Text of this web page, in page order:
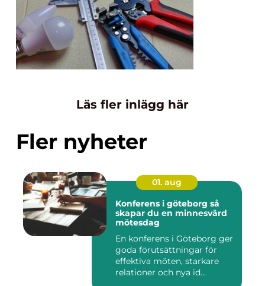
Läs fler inlägg här
Fler nyheter
01. aug
Konferens i göteborg så
skapar du en minnesvärd
mötesdag
En konferens i Göteborg ger
goda förutsättningar för
effektiva möten, starkare
relationer och nya id...